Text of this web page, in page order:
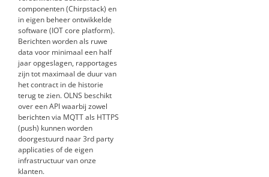
componenten(Chirpstack) en
in eigen beheer ontwikkelde
software (IOTcore platform).
Berichten worden als ruwe
data voor minimaal een half
jaar opgeslagen, rapportages
zijn tot maximaal de duur van
het contract in de historie
terug te zien.OLNS beschikt
over een API waarbij zowel
berichten via MQTT als HTTPS
(push) kunnen worden
doorgestuurd naar 3rd party
applicaties of de eigen
infrastructuur van onze
klanten.